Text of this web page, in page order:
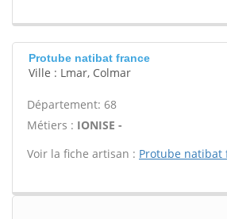
Protube natibat france
Ville : Lmar, Colmar
Département: 68
Métiers : IONISE -
Voir la fiche artisan : Protube natibat